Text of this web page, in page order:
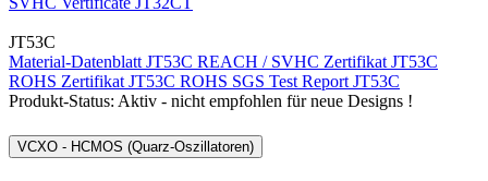
JT53C
Material-Datenblatt JT53C REACH / SVHC Zertifikat JT53C
ROHS Zertifikat JT53C ROHS SGS Test Report JT53C
Produkt-Status: Aktiv - nicht empfohlen für neue Designs !
VCXO - HCMOS (Quarz-Oszillatoren)